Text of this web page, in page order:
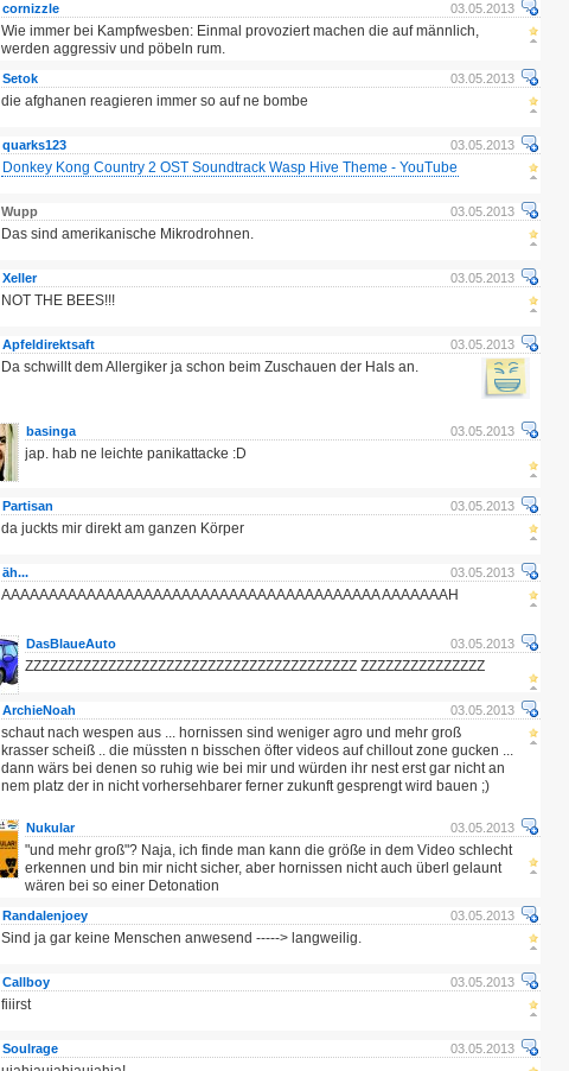
03.05.2013
cornizzle
Wie immer bei Kampfwesben: Einmal provoziert machen die auf männlich,
werden aggressiv und pöbeln rum.
03.05.2013
Setok
die afghanen reagieren immer so auf ne bombe
03.05.2013
quarks123
Donkey Kong Country 2 OST Soundtrack Wasp Hive Theme - YouTube
03.05.2013
Wupp
Das sind amerikanische Mikrodrohnen.
03.05.2013
Xeller
NOT THE BEES!!!
03.05.2013
Apfeldirektsaft
Da schwillt dem Allergiker ja schon beim Zuschauen der Hals an.
03.05.2013
basinga
jap. hab ne leichte panikattacke :D
03.05.2013
Partisan
da juckts mir direkt am ganzen Körper
03.05.2013
äh...
AAAAAAAAAAAAAAAAAAAAAAAAAAAAAAAAAAAAAAAA AAAAAAAH
03.05.2013
DasBlaueAuto
ZZZZZZZZZZZZZZZZZZZZZZZZZZZZZZZZZZZZZZZZ ZZZZZZZZZZZZZZZ
03.05.2013
ArchieNoah
schaut nach wespen aus ... hornissen sind weniger agro und mehr groß
krasser scheiß .. die müssten n bisschen öfter videos auf chillout zone gucken ...
dann wärs bei denen so ruhig wie bei mir und würden ihr nest erst gar nicht an
nem platz der in nicht vorhersehbarer ferner zukunft gesprengt wird bauen ;)
03.05.2013
Nukular
"und mehr groß"? Naja, ich finde man kann die größe in dem Video schlecht
erkennen und bin mir nicht sicher, aber hornissen nicht auch überl gelaunt
wären bei so einer Detonation
03.05.2013
Randalenjoey
Sind ja gar keine Menschen anwesend -----> langweilig.
03.05.2013
Callboy
fiiirst
03.05.2013
Soulrage